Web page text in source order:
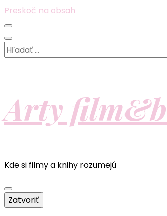
Preskoč na obsah
Hľadať:
Arty
Kde si filmy a knihy rozumejú
Zatvoriť